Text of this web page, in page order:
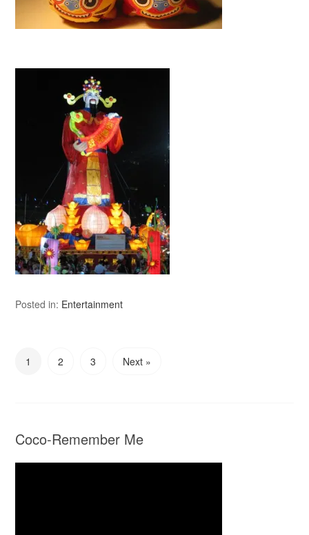
Posted in: Entertainment
1 2 3 Next »
Coco-Remember Me